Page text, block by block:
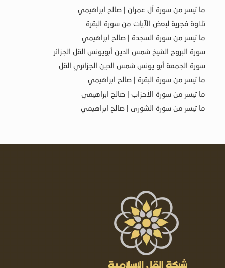
ما تيسر من سورة آل عمران | صالح ابراهيمي
تلاوة فجرية لبعض الآيات من سورة البقرة
ما تيسر من سورة السجدة | صالح ابراهيمي
سورة البروج الشيخ شمس الدين أبويونس القل الجزائر
سورة الجمعة أبو يونس شمس الدين الجزائري القل
ما تيسر من سورة البقرة | صالح ابراهيمي
ما تيسر من سورة الأحزاب | صالح ابراهيمي
ما تيسر من سورة الشورى | صالح ابراهيمي